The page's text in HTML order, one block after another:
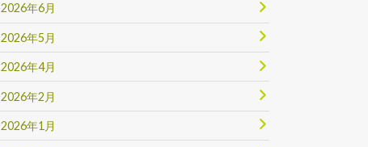
2026年6月
2026年5月
2026年4月
2026年2月
2026年1月